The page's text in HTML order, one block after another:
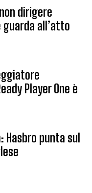
dirigere
all’atto
Player One è
punta sul